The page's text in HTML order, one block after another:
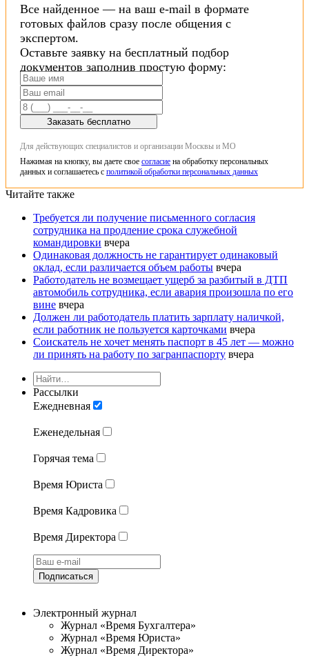
Все найденное — на ваш e-mail в формате
готовых файлов сразу после общения с
экспертом.
Оставьте заявку на бесплатный подбор
документов заполнив простую форму:
Заказать бесплатно
Для действующих специалистов и организации Москвы и МО
Нажимая на кнопку, вы даете свое согласие на обработку персональных
данных и соглашаетесь с политикой обработки персональных данных
Читайте также
Требуется ли получение письменного согласия
сотрудника на продление срока служебной
командировки вчера
Одинаковая должность не гарантирует одинаковый
оклад, если различается объем работы вчера
Работодатель не возмещает ущерб за разбитый в ДТП
автомобиль сотрудника, если авария произошла по его
вине вчера
Должен ли работодатель платить зарплату наличкой,
если работник не пользуется карточками вчера
Соискатель не хочет менять паспорт в 45 лет — можно
ли принять на работу по загранпаспорту вчера
Рассылки
Ежедневная
Еженедельная
Горячая тема
Время Юриста
Время Кадровика
Время Директора
Подписаться
Электронный журнал
Журнал «Время Бухгалтера»
Журнал «Время Юриста»
Журнал «Время Директора»